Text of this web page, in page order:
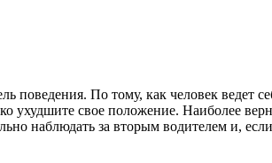
По тому, как человек ведет
ухудшите свое положение. Наиболее
наблюдать за вторым водителем и, если